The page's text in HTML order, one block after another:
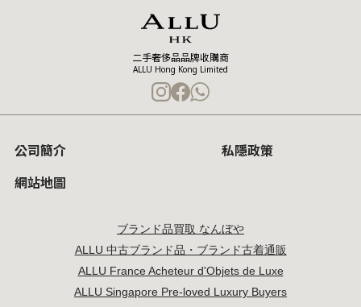
二手奢侈品品牌收購商
ALLU Hong Kong Limited
公司簡介
私隱政策
網站地圖
ブランド品買取 なんぼや
ALLU 中古ブランド品・ブランド古着通販
ALLU France Acheteur d'Objets de Luxe
ALLU Singapore Pre-loved Luxury Buyers